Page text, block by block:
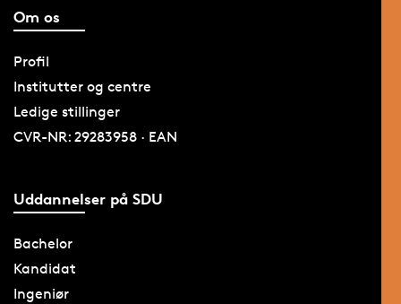
Om os
Profil
Institutter og centre
Ledige stillinger
CVR-NR: 29283958 · EAN
Uddannelser på SDU
Bachelor
Kandidat
Ingeniør